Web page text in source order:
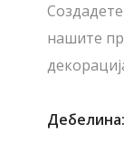
нашите
Дебелина: